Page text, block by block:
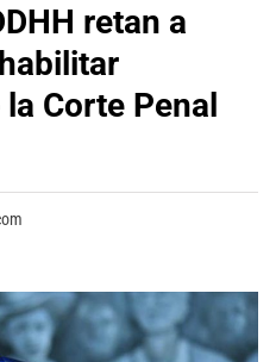
retan a
Corte Penal